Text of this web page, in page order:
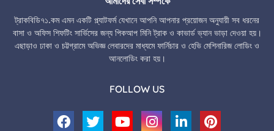
ট্রাকবিডি৭১.কম এমন একটি প্ল্যাটফর্ম যেখানে আপনি আপনার প্রয়োজন অনুযায়ী সব ধরনের
বাসা ও অফিস শিফটিং সার্ভিসের জন্য পিকআপ মিনি ট্রাক ও কাভার্ড ভ্যান ভাড়া দেওয়া হয়।
এছাড়াও ঢাকা ও চট্টগ্রামে অভিজ্ঞ লেবারদের মাধ্যমে ফার্নিচার ও হেভি মেশিনারিজ লোডিং ও
আনলোডিং করা হয়।
FOLLOW US